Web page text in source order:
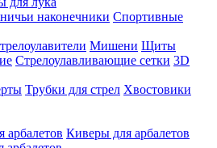
наконечники Спортивные
Мишени Щиты
Стрелоулавливающие сетки 3D
Трубки для стрел Хвостовики
арбалетов Киверы для арбалетов